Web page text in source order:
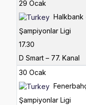
29 Ocak
Halkbank
Şampiyonlar Ligi
17.30
D Smart – 77. Kanal
30 Ocak
Şampiyonlar Ligi